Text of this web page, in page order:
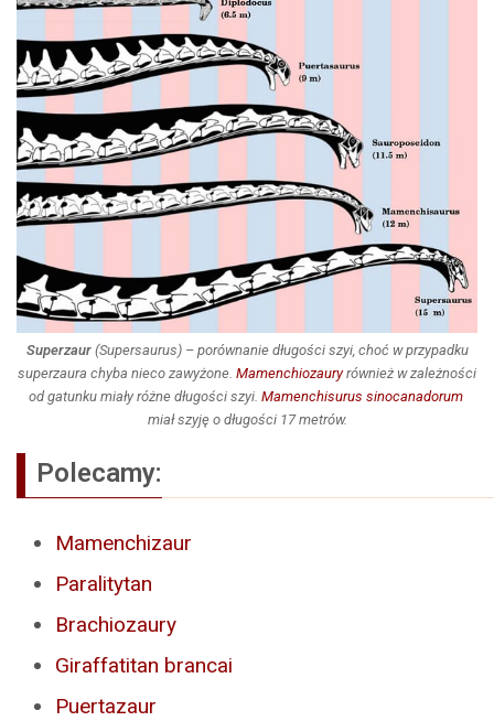
Superzaur(Supersaurus) – porównanie długości szyi, choć w przypadku
superzaura chyba nieco zawyżone. Mamenchiozauryrównież w zależności
od gatunku miały różne długości szyi. Mamenchisurus sinocanadorum
miał szyję o długości 17 metrów.
Polecamy:
Mamenchizaur
Paralitytan
Brachiozaury
Giraffatitan brancai
Puertazaur